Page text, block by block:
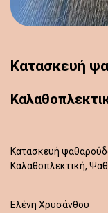
Κατασκευή
Κατασκευή
Καλαθοπλεκτική,
Ελένη Χρυσάνθου